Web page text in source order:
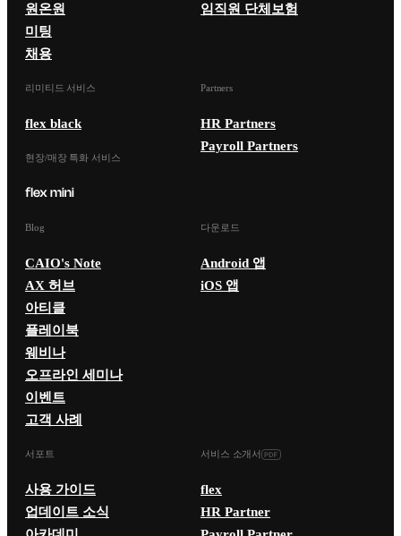
원온원
미팅
채용
임직원 단체보험
리미티드 서비스
flex black
현장/매장 특화 서비스
Partners
HR Partners
Payroll Partners
Blog
CAIO's Note
AX 허브
아티클
플레이북
웨비나
오프라인 세미나
이벤트
고객 사례
다운로드
Android 앱
iOS 앱
서포트
사용 가이드
업데이트 소식
서비스 소개서
flex
HR Partner